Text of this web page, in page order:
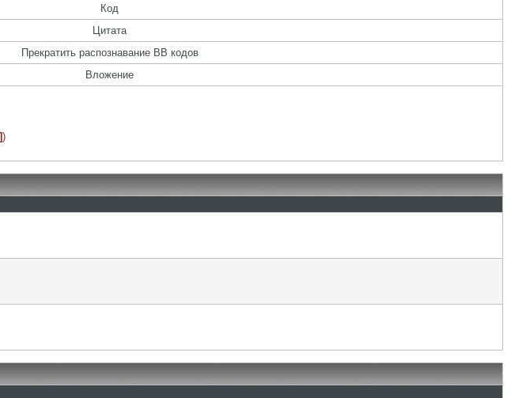
Код
Цитата
Прекратить распознавание BB кодов
Вложение
)